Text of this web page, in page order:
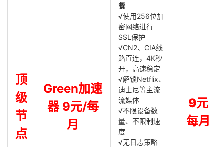
顶
级
节
点
Green加速
器 9元/每
月
餐
√使用256位加
密网络进行
SSL保护
√CN2、CIA线
路直连，4K秒
开，高速稳定
√解锁Netflix、
迪士尼等主流
流媒体
√不限设备数
量、不限制速
度
√无日志策略
9元
每月